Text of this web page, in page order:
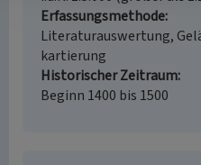
Erfassungsmethode
Literaturauswertung,
kartierung
Historischer Zeitraum
Beginn 1400 bis 1500